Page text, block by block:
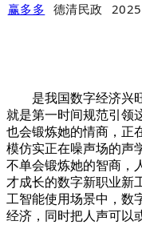
赢多多 德清民政
是我国数字经济兴旺
就是第一时间规范引领
也会锻炼她的情商，正
模仿实正在噪声场的声
不单会锻炼她的智商，
才成长的数字新职业新
工智能使用场景中，数
经济，同时把人声可以